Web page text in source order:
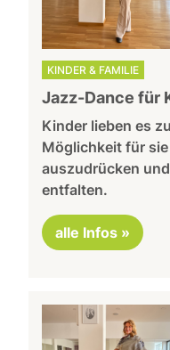
KINDER & FAMILIE
Jazz-Dance für
Kinder lieben es
Möglichkeit für
auszudrücken
entfalten.
alle Infos »